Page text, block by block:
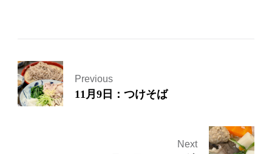
Previous
11月9日：つけそば
Next